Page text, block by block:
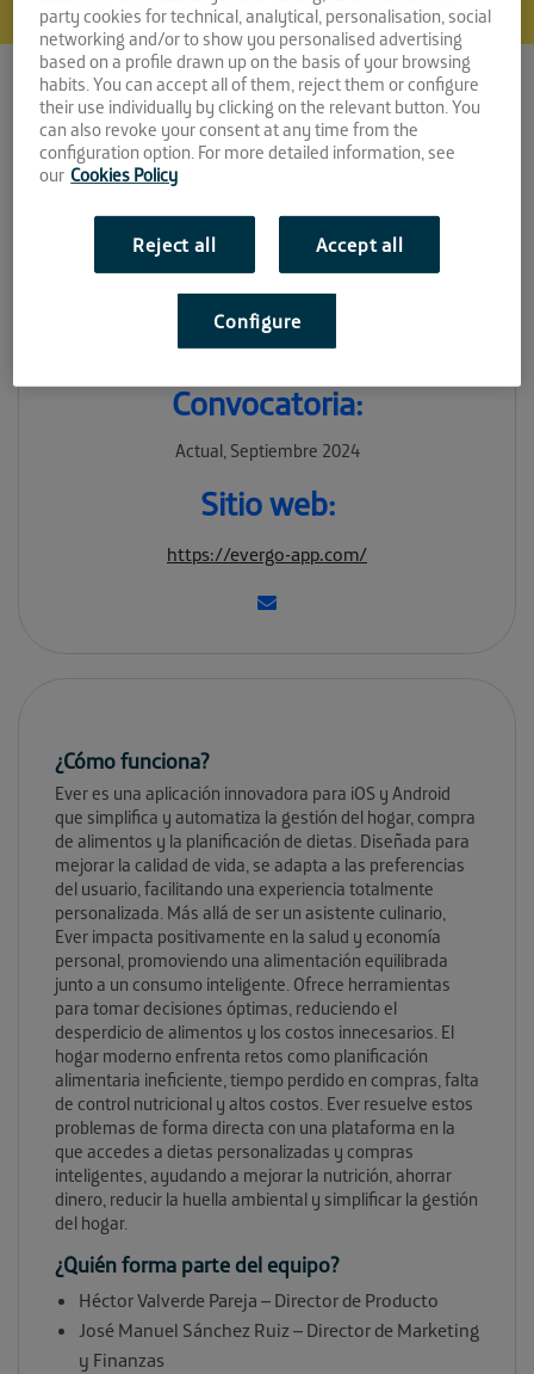
Espacio:
LA FAROLA
Convocatoria:
Actual, Septiembre 2024
Sitio web:
https://evergo-app.com/
¿Cómo funciona?
Ever es una aplicación innovadora para iOS y Android
que simplifica y automatiza la gestión del hogar, compra
de alimentos y la planificación de dietas. Diseñada para
mejorar la calidad de vida, se adapta a las preferencias
del usuario, facilitando una experiencia totalmente
personalizada. Más allá de ser un asistente culinario,
Ever impacta positivamente en la salud y economía
personal, promoviendo una alimentación equilibrada
junto a un consumo inteligente. Ofrece herramientas
para tomar decisiones óptimas, reduciendo el
desperdicio de alimentos y los costos innecesarios. El
hogar moderno enfrenta retos como planificación
alimentaria ineficiente, tiempo perdido en compras, falta
de control nutricional y altos costos. Ever resuelve estos
problemas de forma directa con una plataforma en la
que accedes a dietas personalizadas y compras
inteligentes, ayudando a mejorar la nutrición, ahorrar
dinero, reducir la huella ambiental y simplificar la gestión
del hogar.
¿Quién forma parte del equipo?
Héctor Valverde Pareja – Director de Producto
José Manuel Sánchez Ruiz – Director de Marketing
y Finanzas
party cookies for technical, analytical, personalisation, social
networking and/or to show you personalised advertising
based on a profile drawn up on the basis of your browsing
habits. You can accept all of them, reject them or configure
their use individually by clicking on the relevant button. You
can also revoke your consent at any time from the
configuration option. For more detailed information, see
our Cookies Policy
Reject all Accept all
Configure